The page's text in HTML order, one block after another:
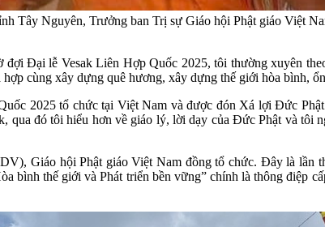
Tây Nguyên, Trưởng ban Trị sự Giáo hội Phật giáo Việt
Đại lễ Vesak Liên Hợp Quốc 2025, tôi thường xuyên
cùng xây dựng quê hương, xây dựng thế giới hòa bình,
2025 tổ chức tại Việt Nam và được đón Xá lợi Đức
đó tôi hiểu hơn về giáo lý, lời dạy của Đức Phật và tôi
Giáo hội Phật giáo Việt Nam đồng tổ chức. Đây là lần
bình thế giới và Phát triển bền vững” chính là thông điệp